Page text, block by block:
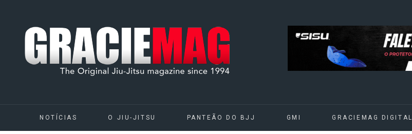
NOTÍCIAS O JIU-JITSU PANTEÃO DO BJJ GMI GRACIEMAG DIGITAL